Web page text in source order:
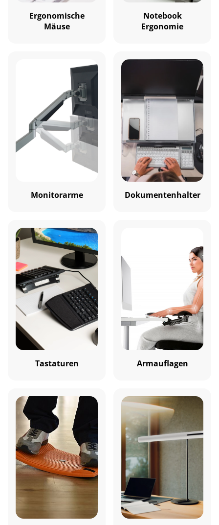
Ergonomische
Mäuse
Notebook
Ergonomie
Monitorarme Dokumentenhalter
Tastaturen Armauflagen